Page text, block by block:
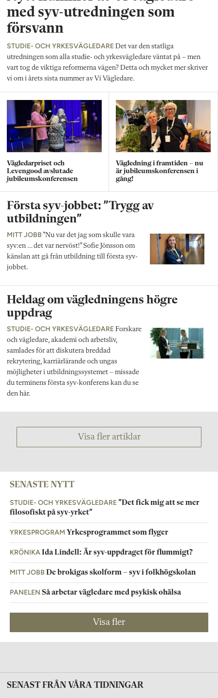
med syv-utredningen som
försvann
STUDIE- OCH YRKESVÄGLEDARE Det var den statliga
utredningen som alla studie- och yrkesvägledare väntat på – men
vart tog de viktiga reformerna vägen? Detta och mycket mer skriver
vi om i årets sista nummer av Vi Vägledare.
Vägledarpriset och
Levengood avslutade
jubileumskonferensen
Vägledning i framtiden – nu
är jubileumskonferensen i
gång!
Första syv-jobbet: ”Trygg av
utbildningen”
MITT JOBB ”Nu var det jag som skulle vara
syv:en … det var nervöst!” Sofie Jönsson om
känslan att gå från utbildning till första syv-
jobbet.
Heldag om vägledningens högre
uppdrag
STUDIE- OCH YRKESVÄGLEDARE Forskare
och vägledare, akademi och arbetsliv,
samlades för att diskutera breddad
rekrytering, karriärlärande och ungas
möjligheter i utbildningssystemet – missade
du terminens första syv-konferens kan du se
den här.
Visa fler artiklar
SENASTE NYTT
STUDIE- OCH YRKESVÄGLEDARE”Det fick mig att se mer
filosofiskt på syv-yrket”
YRKESPROGRAM Yrkesprogrammet som flyger
KRÖNIKAIda Lindell: Är syv-uppdraget för flummigt?
MITT JOBB De brokigas skolform – syv i folkhögskolan
PANELEN Så arbetar vägledare med psykisk ohälsa
Visa fler
SENAST FRÅN VÅRA TIDNINGAR